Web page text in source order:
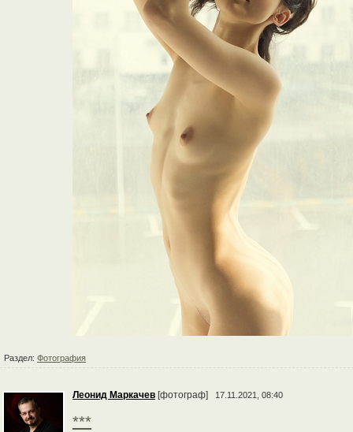
Раздел: Фотография
Леонид Маркачев [фотограф] 17.11.2021, 08:40
***